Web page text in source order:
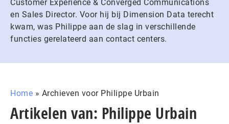
Customer Experience & Converged Communications
en Sales Director. Voor hij bij Dimension Data terecht
kwam, was Philippe aan de slag in verschillende
functies gerelateerd aan contact centers.
Home » Archieven voor Philippe Urbain
Artikelen van: Philippe Urbain